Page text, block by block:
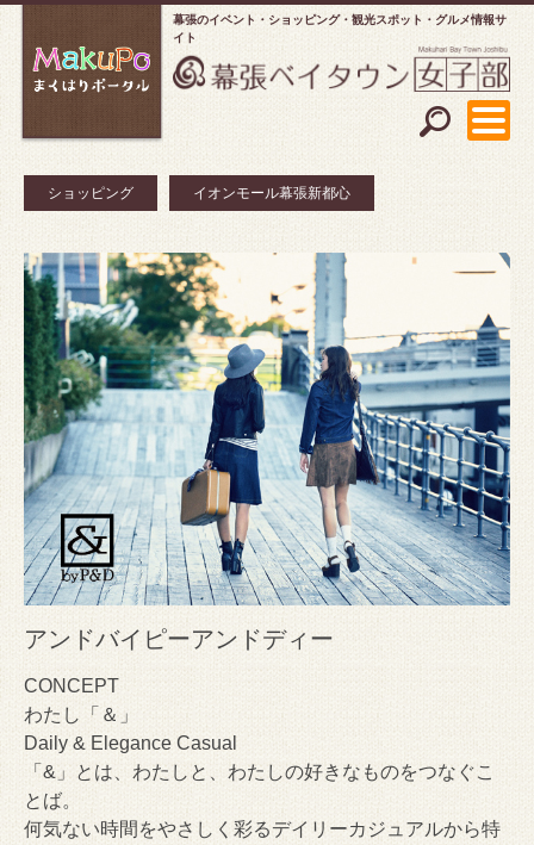
幕張のイベント・ショッピング
観光スポット・グルメ情報サ
イト
ショッピング イオンモール幕張新都心
アンドバイピーアンドディー
CONCEPT
わたし「＆」
Daily & Elegance Casual
「&」とは、わたしと、わたしの好きなものをつなぐこ
とば。
何気ない時間をやさしく彩るデイリーカジュアルから特